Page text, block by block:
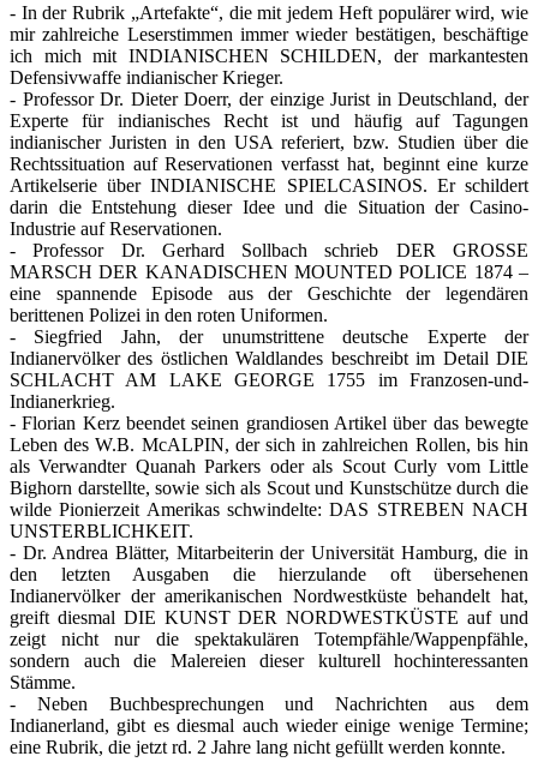
- In der Rubrik „Artefakte“, die mit jedem Heft populärer wird, wie
mir zahlreiche Leserstimmen immer wieder bestätigen, beschäftige
ich mich mit INDIANISCHEN SCHILDEN, der markantesten
Defensivwaffe indianischer Krieger.
- Professor Dr. Dieter Doerr, der einzige Jurist in Deutschland, der
Experte für indianisches Recht ist und häufig auf Tagungen
indianischer Juristen in den USA referiert, bzw. Studien über die
Rechtssituation auf Reservationen verfasst hat, beginnt eine kurze
Artikelserie über INDIANISCHE SPIELCASINOS. Er schildert
darin die Entstehung dieser Idee und die Situation der Casino-
Industrie auf Reservationen.
- Professor Dr. Gerhard Sollbach schrieb DER GROSSE
MARSCH DER KANADISCHEN MOUNTED POLICE 1874 –
eine spannende Episode aus der Geschichte der legendären
berittenen Polizei in den roten Uniformen.
- Siegfried Jahn, der unumstrittene deutsche Experte der
Indianervölker des östlichen Waldlandes beschreibt im Detail DIE
SCHLACHT AM LAKE GEORGE 1755 im Franzosen-und-
Indianerkrieg.
- Florian Kerz beendet seinen grandiosen Artikel über das bewegte
Leben des W.B. McALPIN, der sich in zahlreichen Rollen, bis hin
als Verwandter Quanah Parkers oder als Scout Curly vom Little
Bighorn darstellte, sowie sich als Scout und Kunstschütze durch die
wilde Pionierzeit Amerikas schwindelte: DAS STREBEN NACH
UNSTERBLICHKEIT.
- Dr. Andrea Blätter, Mitarbeiterin der Universität Hamburg, die in
den letzten Ausgaben die hierzulande oft übersehenen
Indianervölker der amerikanischen Nordwestküste behandelt hat,
greift diesmal DIE KUNST DER NORDWESTKÜSTE auf und
zeigt nicht nur die spektakulären Totempfähle/Wappenpfähle,
sondern auch die Malereien dieser kulturell hochinteressanten
Stämme.
- Neben Buchbesprechungen und Nachrichten aus dem
Indianerland, gibt es diesmal auch wieder einige wenige Termine;
eine Rubrik, die jetzt rd. 2 Jahre lang nicht gefüllt werden konnte.